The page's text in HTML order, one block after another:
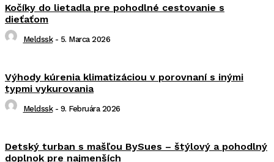
Kočíky do lietadla pre pohodlné cestovanie s
dieťaťom
Meldssk - 5. Marca 2026
Výhody kúrenia klimatizáciou v porovnaní s inými
typmi vykurovania
Meldssk - 9. Februára 2026
Detský turban s mašľou BySues – štýlový a pohodlný
doplnok pre najmenších